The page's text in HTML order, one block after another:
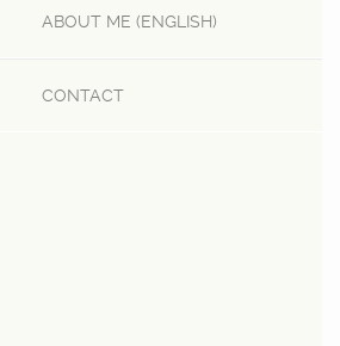
ABOUT ME (ENGLISH)
CONTACT